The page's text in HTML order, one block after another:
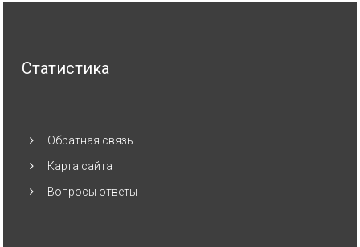
Статистика
Обратная связь
Карта сайта
Вопросы ответы